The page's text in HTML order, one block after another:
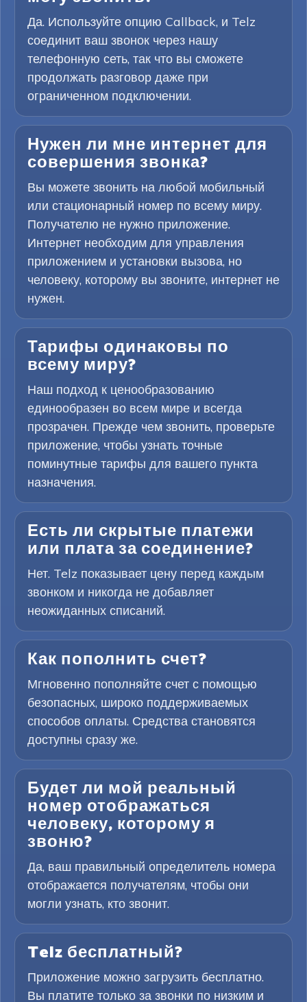
Да. Используйте опцию Callback, и Telz
соединит ваш звонок через нашу
телефонную сеть, так что вы сможете
продолжать разговор даже при
ограниченном подключении.
Нужен ли мне интернет для
совершения звонка?
Вы можете звонить на любой мобильный
или стационарный номер по всему миру.
Получателю не нужно приложение.
Интернет необходим для управления
приложением и установки вызова, но
человеку, которому вы звоните, интернет не
нужен.
Тарифы одинаковы по
всему миру?
Наш подход к ценообразованию
единообразен во всем мире и всегда
прозрачен. Прежде чем звонить, проверьте
приложение, чтобы узнать точные
поминутные тарифы для вашего пункта
назначения.
Есть ли скрытые платежи
или плата за соединение?
Нет. Telz показывает цену перед каждым
звонком и никогда не добавляет
неожиданных списаний.
Как пополнить счет?
Мгновенно пополняйте счет с помощью
безопасных, широко поддерживаемых
способов оплаты. Средства становятся
доступны сразу же.
Будет ли мой реальный
номер отображаться
человеку, которому я
звоню?
Да, ваш правильный определитель номера
отображается получателям, чтобы они
могли узнать, кто звонит.
Telz бесплатный?
Приложение можно загрузить бесплатно.
Вы платите только за звонки по низким и